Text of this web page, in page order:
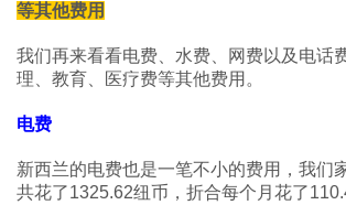
等其他费用
我们再来看看电费、水费、网费以及电话
理、教育、医疗费等其他费用。
电费
新西兰的电费也是一笔不小的费用，我们
共花了1325.62纽币，折合每个月花了